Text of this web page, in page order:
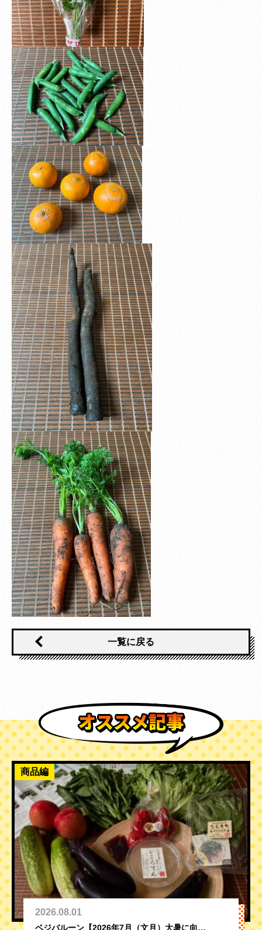
一覧に戻る
商品編
2026.08.01
ベジバルーン【2026年7月（文月）大暑に向…